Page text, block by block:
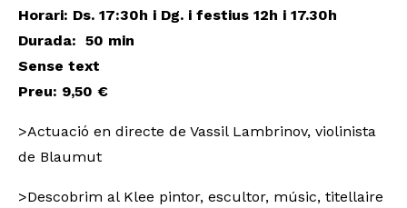
Horari: Ds. 17:30h i Dg. i festius 12h i 17.30h
Durada: 50 min
Sense text
Preu: 9,50 €
>Actuació en directe de Vassil Lambrinov, violinista
de Blaumut
>Descobrim al Klee pintor, escultor, músic, titellaire